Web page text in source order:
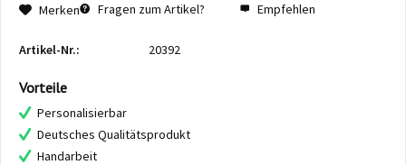
Merken Fragen zum Artikel? Empfehlen
Artikel-Nr.: 20392
Vorteile
Personalisierbar
Deutsches Qualitätsprodukt
Handarbeit